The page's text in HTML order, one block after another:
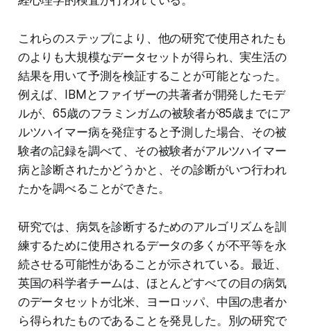
これらのステップにより、他の研究で使用されたも
のよりも大規模なデータセットが得られ、実生活の
結果を用いて予測を検証することが可能となった。
例えば、IBMとファイザーの共著者が開発したモデ
ルが、65歳のフラミンガムの被験者が85歳までにア
ルツハイマー病を発症すると予測した場合、その被
験者の記録を調べて、その被験者がアルツハイマー
病と診断されたかどうかと、その診断がいつ行われ
たかを調べることができた。
研究では、病気を診断するためのアルゴリズムを訓
練するために使用されるデータの多くが不平等を永
続させる可能性があることが示されている。最近、
英国の科学者チームは、ほとんどすべての目の病気
のデータセットが北米、ヨーロッパ、中国の患者か
ら得られたものであることを発見した。別の研究で